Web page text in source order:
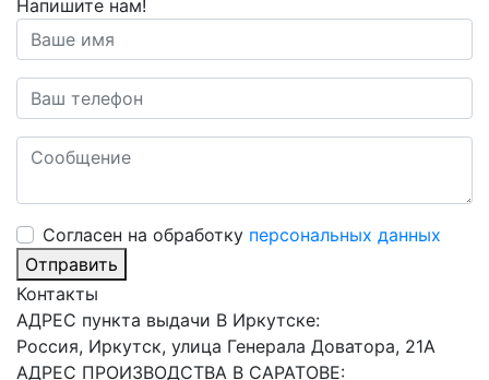
Напишите нам!
Cогласен на обработку персональных данных
Отправить
Контакты
АДРЕС пункта выдачи В Иркутске:
Россия, Иркутск, улица Генерала Доватора, 21А
АДРЕС ПРОИЗВОДСТВА В САРАТОВЕ: